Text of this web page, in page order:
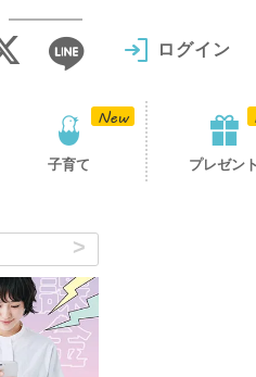
ログイン
子育て プレゼント